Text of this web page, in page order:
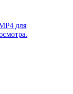
для